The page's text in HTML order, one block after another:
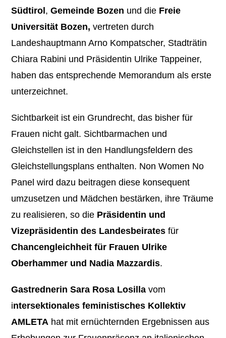
Südtirol,Gemeinde Bozen und die Freie
Universität Bozen, vertreten durch
Landeshauptmann Arno Kompatscher, Stadträtin
Chiara Rabini und Präsidentin Ulrike Tappeiner,
haben das entsprechende Memorandum als erste
unterzeichnet.
Sichtbarkeit ist ein Grundrecht, das bisher für
Frauen nicht galt. Sichtbarmachen und
Gleichstellen ist in den Handlungsfeldern des
Gleichstellungsplans enthalten. Non Women No
Panel wird dazu beitragen diese konsequent
umzusetzen und Mädchen bestärken, ihre Träume
zu realisieren, so die Präsidentin und
Vizepräsidentin des Landesbeiratesfür
Chancengleichheit für Frauen Ulrike
Oberhammer und Nadia Mazzardis.
Gastrednerin Sara Rosa Losilla vom
intersektionales feministisches Kollektiv
AMLETA hat mit ernüchternden Ergebnissen aus